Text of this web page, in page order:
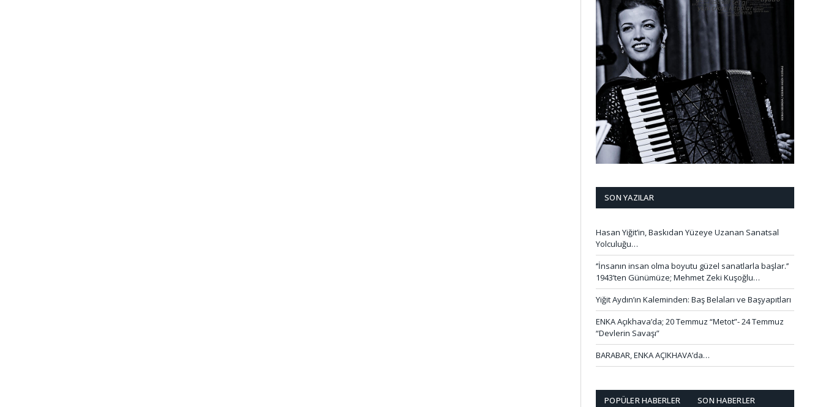
SON YAZILAR
Hasan Yiğit’in, Baskıdan Yüzeye Uzanan Sanatsal
Yolculuğu…
‘’İnsanın insan olma boyutu güzel sanatlarla başlar.’’
1943’ten Günümüze; Mehmet Zeki Kuşoğlu…
Yiğit Aydın’ın Kaleminden: Baş Belaları ve Başyapıtları
ENKA Açıkhava’da; 20 Temmuz “Metot”- 24 Temmuz
“Devlerin Savaşı”
BARABAR, ENKA AÇIKHAVA’da…
POPÜLER HABERLER SON HABERLER